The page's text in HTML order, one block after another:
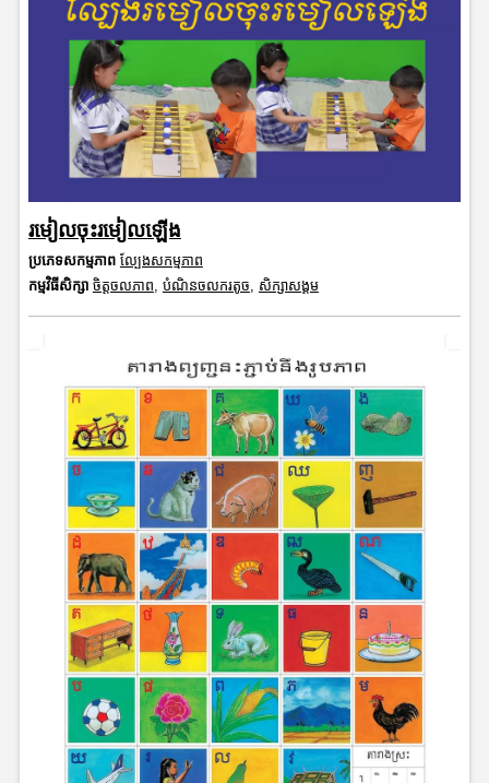
រមៀលចុះរមៀលឡើង
ប្រភេទសកម្មភាព ល្បែងសកម្មភាព
កម្មវិធីសិក្សា ចិត្តចលភាព បំណិនចលករតូច សិក្សាសង្គម